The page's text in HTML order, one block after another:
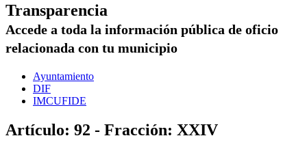
Transparencia
Accede a toda la información pública de oficio
relacionada con tu municipio
Ayuntamiento
DIF
IMCUFIDE
Artículo: 92 - Fracción: XXIV